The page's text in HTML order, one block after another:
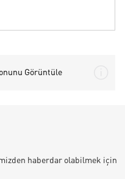
Görüntüle
haberdar olabilmek için